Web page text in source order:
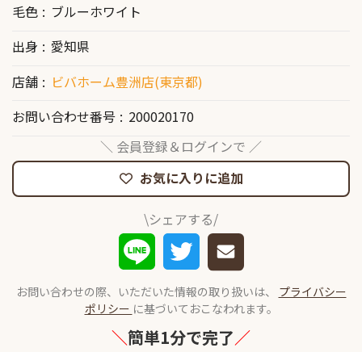
毛色
ブルーホワイト
出身
愛知県
店舗
ビバホーム豊洲店(東京都)
お問い合わせ番号
200020170
＼ 会員登録＆ログインで ／
お気に入りに追加
\シェアする/
お問い合わせの際、いただいた情報の取り扱いは、 プライバシー
ポリシー に基づいておこなわれます。
＼簡単1分で完了／